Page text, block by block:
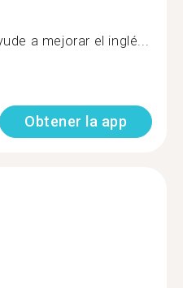
a mejorar el inglé...
Obtener la app